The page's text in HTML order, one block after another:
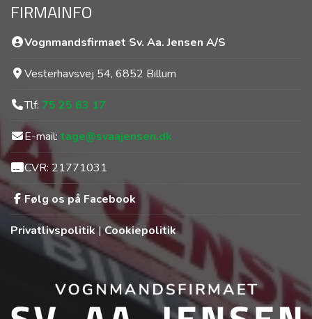
Vesterhavsvej 54, 6852 Billum
Tlf:75 25 83 17
E-mail:tage@svaajensen.dk
CVR: 21771031
Følg os på Facebook
Privatlivspolitik|
Copyright 2026 Vognmandsfirmaet Sv. Aa. Jensen A/S